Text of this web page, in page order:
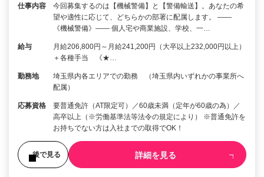
仕事内容
今回募集するのは【機械警備】と【警備輸送】。あなたの希
望や適性に応じて、どちらかの部署に配属します。 ――
《機械警備》―― 個人宅や商業施設、学校、一…
給与
月給206,800円～月給241,200円（大卒以上232,000円以上）
＋各種手当 《★…
勤務地
埼玉県内各エリアでの勤務 （埼玉県内いずれかの事業所へ
配属）
応募資格
要普通免許（AT限定可）／60歳未満（定年が60歳の為）／
高卒以上（※労働基準法等法令の規定により） ※普通免許を
お持ちでない方は入社までの取得でOK！
後で見る 詳細を見る